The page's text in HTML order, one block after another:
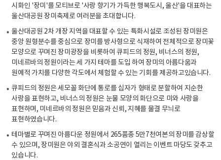
시화인 '장미'를 모티브로 '사랑 향기가 가득한 행복도시, 울산'을 대표하는
울산대공원 장미축제로 여러분을 초대합니다.
울산대공원 2차 개장 지역을 대표할 수 있는 특화시설로 조성된 장미원은
중앙 원형분수를 중심으로 장미를 방사형으로 식재하여 전체적으로 장미꽃
모양으로 꾸며진 장미광장을 비롯하여 큐피드의 정원, 비너스의 정원,
미네르바의 정원이라는 세 가지 테마를 도입 하여 장미의 아름다움과
원예적 가치를 다양한 각도에서 체험할 수 있는 기회를 제공하고있습니다.
큐피드의 정원은 세모꼴 화단에 통로를 십자가 형태로 분할하여 지순한
사랑을 표현하고, 비너스의 정원은 눈물 모양의 화단으로 미와 사랑을
표현하며, 미네르바의 정원은 믿음과 신뢰, 지혜를 물결 무늬로
표현하였습니다.
테마별로 꾸며진 아름다운 정원에서 265품종 5만7천여본의 장미를 감상할
수 있으며, 장미원은 야외 결혼식과 소공연이 열리는 이벤트 마당도 갖추고
있습니다.